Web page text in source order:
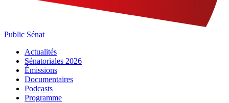
Public Sénat
Actualités
Sénatoriales 2026
Émissions
Documentaires
Podcasts
Programme